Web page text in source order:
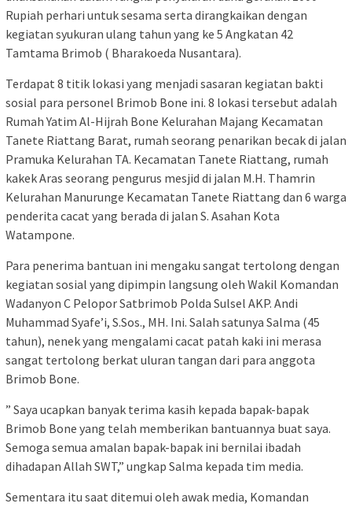
Rupiah perhari untuk sesama serta dirangkaikan dengan
kegiatan syukuran ulang tahun yang ke 5 Angkatan 42
Tamtama Brimob ( Bharakoeda Nusantara).
Terdapat 8 titik lokasi yang menjadi sasaran kegiatan bakti
sosial para personel Brimob Bone ini. 8 lokasi tersebut adalah
Rumah Yatim Al-Hijrah Bone Kelurahan Majang Kecamatan
Tanete Riattang Barat, rumah seorang penarikan becak di jalan
Pramuka Kelurahan TA. Kecamatan Tanete Riattang, rumah
kakek Aras seorang pengurus mesjid di jalan M.H. Thamrin
Kelurahan Manurunge Kecamatan Tanete Riattang dan 6 warga
penderita cacat yang berada di jalan S. Asahan Kota
Watampone.
Para penerima bantuan ini mengaku sangat tertolong dengan
kegiatan sosial yang dipimpin langsung oleh Wakil Komandan
Wadanyon C Pelopor Satbrimob Polda Sulsel AKP. Andi
Muhammad Syafe’i, S.Sos., MH. Ini. Salah satunya Salma (45
tahun), nenek yang mengalami cacat patah kaki ini merasa
sangat tertolong berkat uluran tangan dari para anggota
Brimob Bone.
” Saya ucapkan banyak terima kasih kepada bapak-bapak
Brimob Bone yang telah memberikan bantuannya buat saya.
Semoga semua amalan bapak-bapak ini bernilai ibadah
dihadapan Allah SWT,” ungkap Salma kepada tim media.
Sementara itu saat ditemui oleh awak media, Komandan